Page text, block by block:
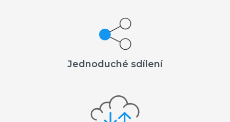
Jednoduché sdílení